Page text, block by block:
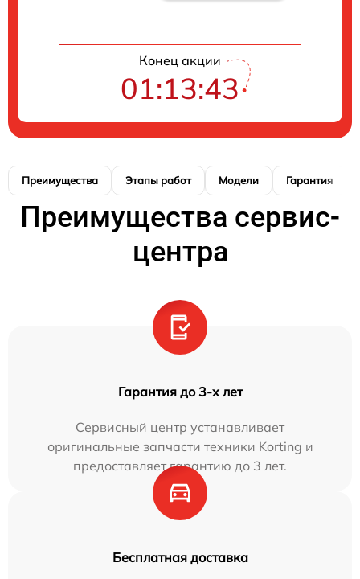
Конец акции
01:13:42
Преимущества Этапы работ Модели Гарантия
Преимущества сервис-
центра
Гарантия до 3-х лет
Сервисный центр устанавливает
оригинальные запчасти техники Korting и
предоставляет гарантию до 3 лет.
Бесплатная доставка